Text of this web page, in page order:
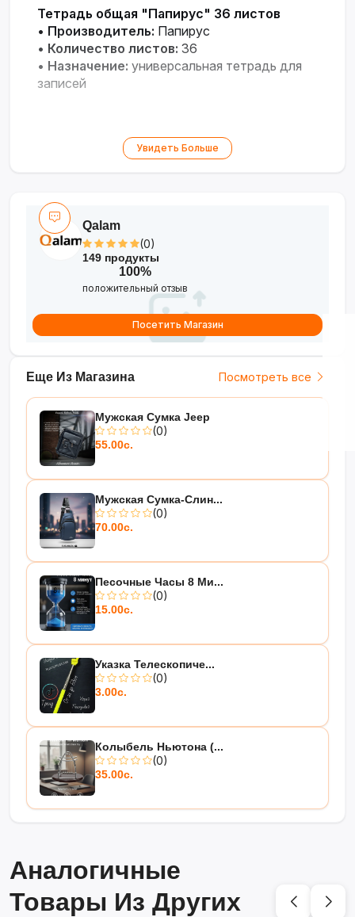
Тетрадь общая "Папирус" 36 листов
• Производитель: Папирус
• Количество листов: 36
• Назначение: универсальная тетрадь для
записей
Увидеть Больше
Еще Из Магазина Посмотреть все
Мужская Сумка Jeep
(0)
55.00с.
Мужская Сумка-Слин...
(0)
70.00с.
Песочные Часы 8 Ми...
(0)
15.00с.
Указка Телескопиче...
(0)
3.00с.
Колыбель Ньютона (...
(0)
35.00с.
Qalam
(0)
149 продукты
100%
положительный отзыв
Посетить Магазин
Аналогичные
Товары Из Других